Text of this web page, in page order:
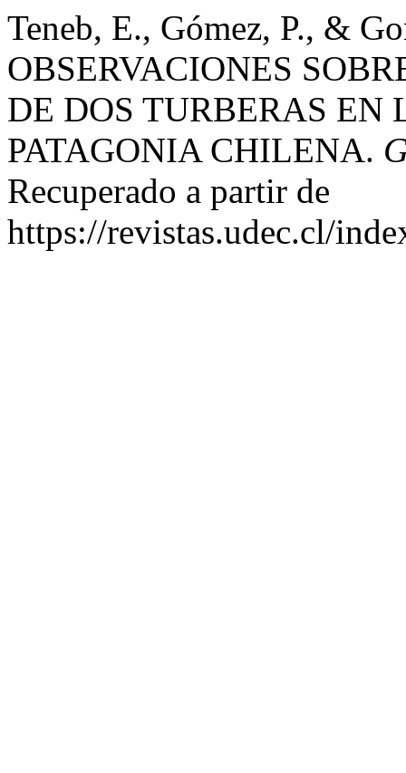
Teneb, E., Gómez, P., &
OBSERVACIONES
DE DOS TURBERAS EN
PATAGONIA CHILENA.
Recuperado a partir de
https://revistas.udec.cl/